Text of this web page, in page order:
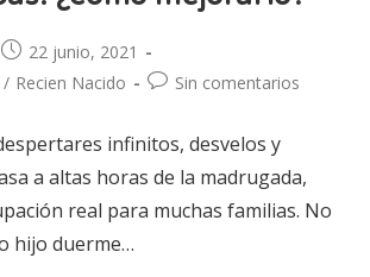
22 junio, 2021
/ Recien Nacido Sin comentarios
infinitos, desvelos y
a altas horas de la madrugada,
real para muchas familias. No
hijo duerme…